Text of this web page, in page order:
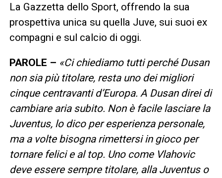
La Gazzetta dello Sport, offrendo la sua
prospettiva unica su quella Juve, sui suoi ex
compagni e sul calcio di oggi.
PAROLE – «Ci chiediamo tutti perché Dusan
non sia più titolare, resta uno dei migliori
cinque centravanti d’Europa. A Dusan direi di
cambiare aria subito. Non è facile lasciare la
Juventus, lo dico per esperienza personale,
ma a volte bisogna rimettersi in gioco per
tornare felici e al top. Uno come Vlahovic
deve essere sempre titolare, alla Juventus o